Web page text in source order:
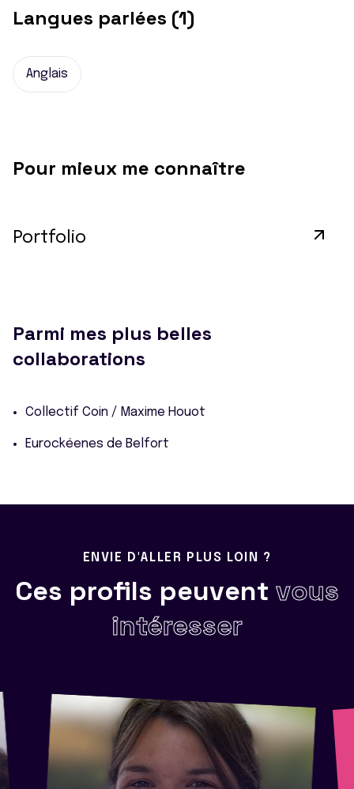
Langues parlées (1)
Anglais
Pour mieux me connaître
Portfolio
Parmi mes plus belles
collaborations
Collectif Coin / Maxime Houot
Eurockéenes de Belfort
ENVIE D'ALLER PLUS LOIN ?
Ces profils peuvent vous
intéresser